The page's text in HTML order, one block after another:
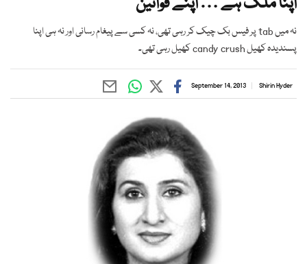
نہ میں tab پر فیس بک چیک کر رہی تھی، نہ کسی سے پیغام رسانی اور نہ ہی اپنا
پسندیدہ کھیل candy crush کھیل رہی تھی۔
Shirin Hyder
September 14, 2013